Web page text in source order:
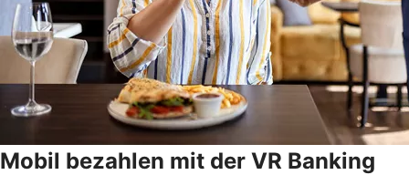
Mobil bezahlen mit der VR Banking